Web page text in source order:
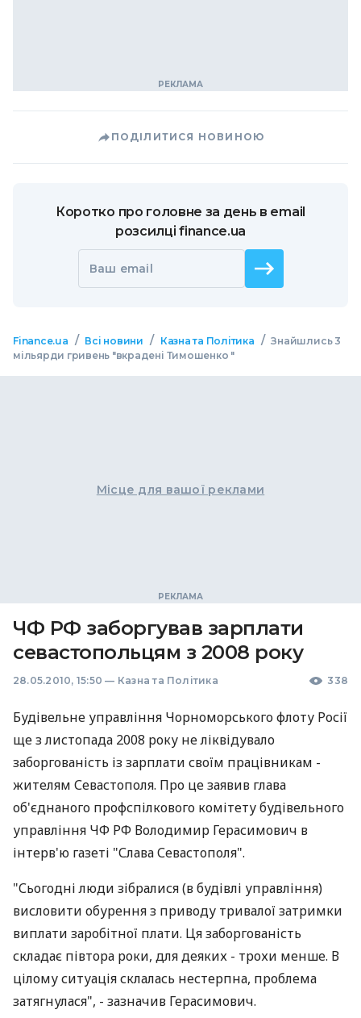
ПОДІЛИТИСЯ НОВИНОЮ
Коротко про головне за день в email
розсилці finance.ua
Ваш email
Finance.ua / Всі новини / Казна та Політика / Знайшлись 3
мільярди гривень "вкрадені Тимошенко "
Місце для вашої реклами
ЧФ РФ заборгував зарплати
севастопольцям з 2008 року
28.05.2010, 15:50 — Казна та Політика 338
Будівельне управління Чорноморського флоту Росії
ще з листопада 2008 року не ліквідувало
заборгованість із зарплати своїм працівникам -
жителям Севастополя. Про це заявив глава
об'єднаного профспілкового комітету будівельного
управління ЧФ РФ Володимир Герасимович в
інтерв'ю газеті "Слава Севастополя".
"Сьогодні люди зібралися (в будівлі управління)
висловити обурення з приводу тривалої затримки
виплати заробітної плати. Ця заборгованість
складає півтора роки, для деяких - трохи менше. В
цілому ситуація склалась нестерпна, проблема
затягнулася", - зазначив Герасимович.